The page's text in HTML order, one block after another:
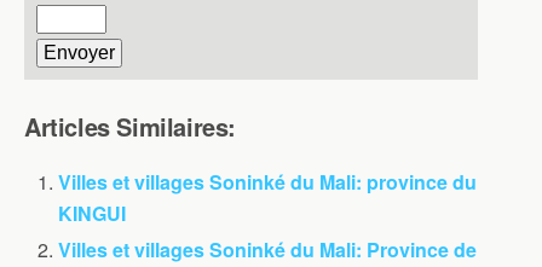
Articles Similaires:
Villes et villages Soninké du Mali: province du
KINGUI
Villes et villages Soninké du Mali: Province de